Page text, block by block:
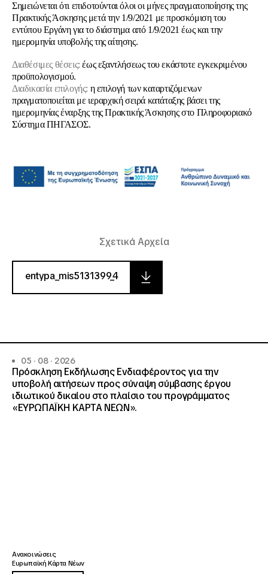
Σημειώνεται ότι επιδοτούνται όλοι οι μήνες πραγματοποίησης της
Πρακτικής Άσκησης μετά την 1/9/2021 με προσκόμιση του
εντύπου Εργάνη για το διάστημα από 1/9/2021 έως και την
ημερομηνία υποβολής της αίτησης.
Διαθέσιμες θέσεις:έως εξαντλήσεως του εκάστοτε εγκεκριμένου
προϋπολογισμού.
Διαδικασία επιλογής: η επιλογή των καταρτιζόμενων
πραγματοποιείται με ιεραρχική σειρά κατάταξης βάσει της
ημερομηνίας έναρξης της Πρακτικής Άσκησης στο Πληροφοριακό
Σύστημα ΠΗΓΑΣΟΣ.
Σχετικά Αρχεία
entypa_mis5131399_4
05 · 08 · 2026
Πρόσκληση Εκδήλωσης Ενδιαφέροντος για την
υποβολή αιτήσεων προς σύναψη σύμβασης έργου
ιδιωτικού δικαίου στο πλαίσιο του προγράμματος
«ΕΥΡΩΠΑΪΚΗ ΚΑΡΤΑ ΝΕΩΝ».
Ανακοινώσεις
Ευρωπαϊκή Κάρτα Νέων